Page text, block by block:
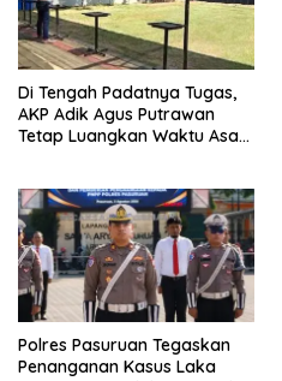
Di Tengah Padatnya Tugas,
AKP Adik Agus Putrawan
Tetap Luangkan Waktu Asah
Polres Pasuruan Tegaskan
Penanganan Kasus Laka